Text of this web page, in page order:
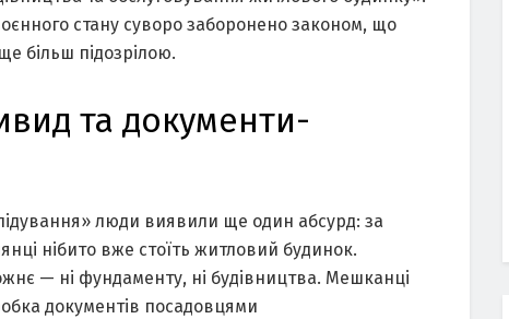
стану суворо заборонено законом, що
більш підозрілою.
та документи-
люди виявили ще один абсурд: за
нібито вже стоїть житловий будинок.
— ні фундаменту, ні будівництва. Мешканці
документів посадовцями